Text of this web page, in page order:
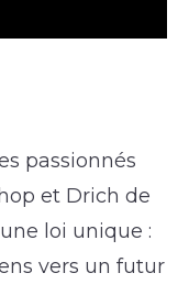
passionnés
et Drich de
loi unique :
vers un futur